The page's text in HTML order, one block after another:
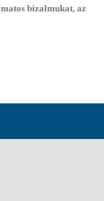
bizalmukat, az